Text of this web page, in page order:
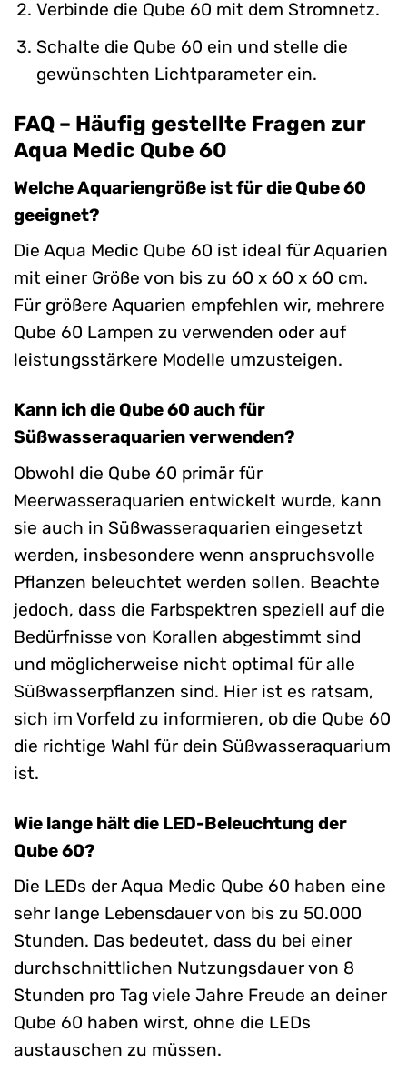
Verbinde die Qube 60 mit dem Stromnetz.
Schalte die Qube 60 ein und stelle die
gewünschten Lichtparameter ein.
FAQ – Häufig gestellte Fragen zur
Aqua Medic Qube 60
Welche Aquariengröße ist für die Qube 60
geeignet?
Die Aqua Medic Qube 60 ist ideal für Aquarien
mit einer Größe von bis zu 60 x 60 x 60 cm.
Für größere Aquarien empfehlen wir, mehrere
Qube 60 Lampen zu verwenden oder auf
leistungsstärkere Modelle umzusteigen.
Kann ich die Qube 60 auch für
Süßwasseraquarien verwenden?
Obwohl die Qube 60 primär für
Meerwasseraquarien entwickelt wurde, kann
sie auch in Süßwasseraquarien eingesetzt
werden, insbesondere wenn anspruchsvolle
Pflanzen beleuchtet werden sollen. Beachte
jedoch, dass die Farbspektren speziell auf die
Bedürfnisse von Korallen abgestimmt sind
und möglicherweise nicht optimal für alle
Süßwasserpflanzen sind. Hier ist es ratsam,
sich im Vorfeld zu informieren, ob die Qube 60
die richtige Wahl für dein Süßwasseraquarium
ist.
Wie lange hält die LED-Beleuchtung der
Qube 60?
Die LEDs der Aqua Medic Qube 60 haben eine
sehr lange Lebensdauer von bis zu 50.000
Stunden. Das bedeutet, dass du bei einer
durchschnittlichen Nutzungsdauer von 8
Stunden pro Tag viele Jahre Freude an deiner
Qube 60 haben wirst, ohne die LEDs
austauschen zu müssen.